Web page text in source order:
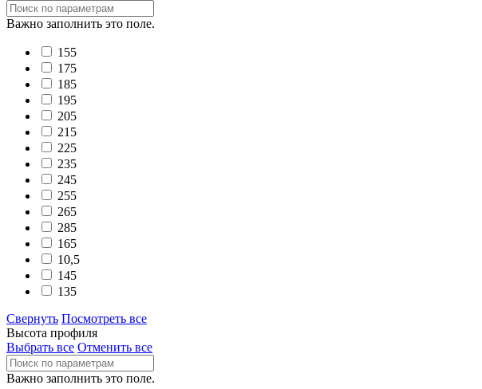
Важно заполнить это поле.
155
175
185
195
205
215
225
235
245
255
265
285
165
10,5
145
135
Свернуть Посмотреть все
Высота профиля
Выбрать все Отменить все
Важно заполнить это поле.